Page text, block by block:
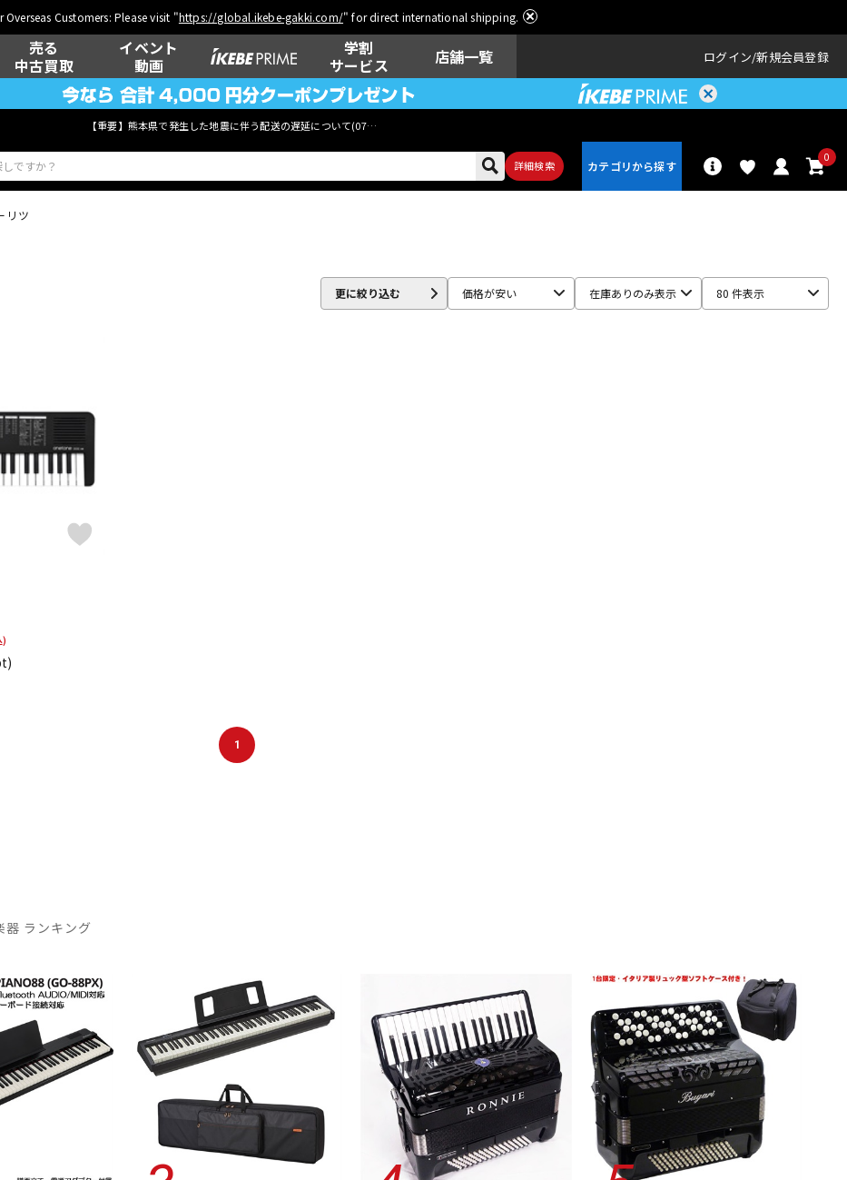
Overseas Customers: Please visit "https://global.ikebe-gakki.com/" for direct international shipping.
売る
中古買取
イベント
動画
学割
サービス
店舗一覧 ログイン 新規会員登録
【重要】熊本県で発生した地震に伴う配送の遅延について(07月29日
詳細検索
0
リツ
更に絞り込む 価格が安い 在庫ありのみ表示 80 件表示
)
1
器 ランキング